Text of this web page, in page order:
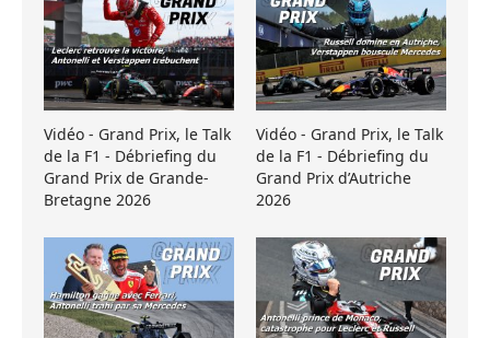
Vidéo - Grand Prix, le Talk
de la F1 - Débriefing du
Grand Prix de Grande-
Bretagne 2026
Vidéo - Grand Prix, le Talk
de la F1 - Débriefing du
Grand Prix d’Autriche
2026